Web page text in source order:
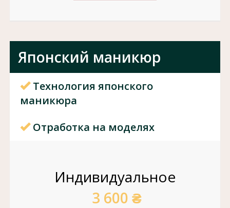
Японский маникюр
Технология японского
маникюра
Отработка на моделях
Индивидуальное
3 600 ₴